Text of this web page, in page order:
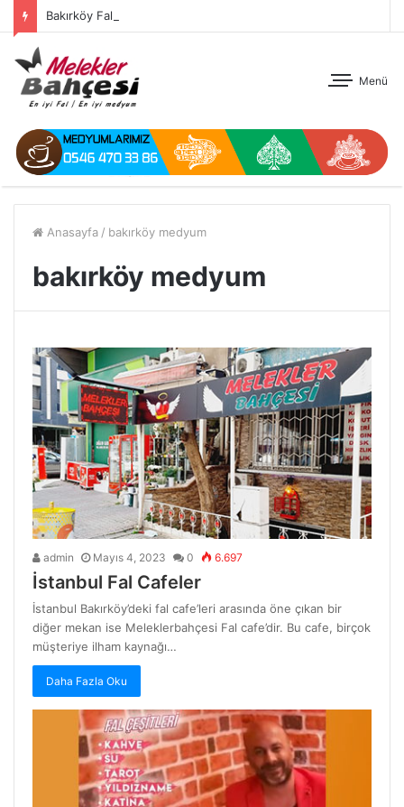
Bakırköy Fal
Menü
Anasayfa / bakırköy medyum
bakırköy medyum
admin Mayıs 4, 2023 0 6.697
İstanbul Fal Cafeler
İstanbul Bakırköy’deki fal cafe’leri arasında öne çıkan bir
diğer mekan ise Meleklerbahçesi Fal cafe’dir. Bu cafe, birçok
müşteriye ilham kaynağı…
Daha Fazla Oku